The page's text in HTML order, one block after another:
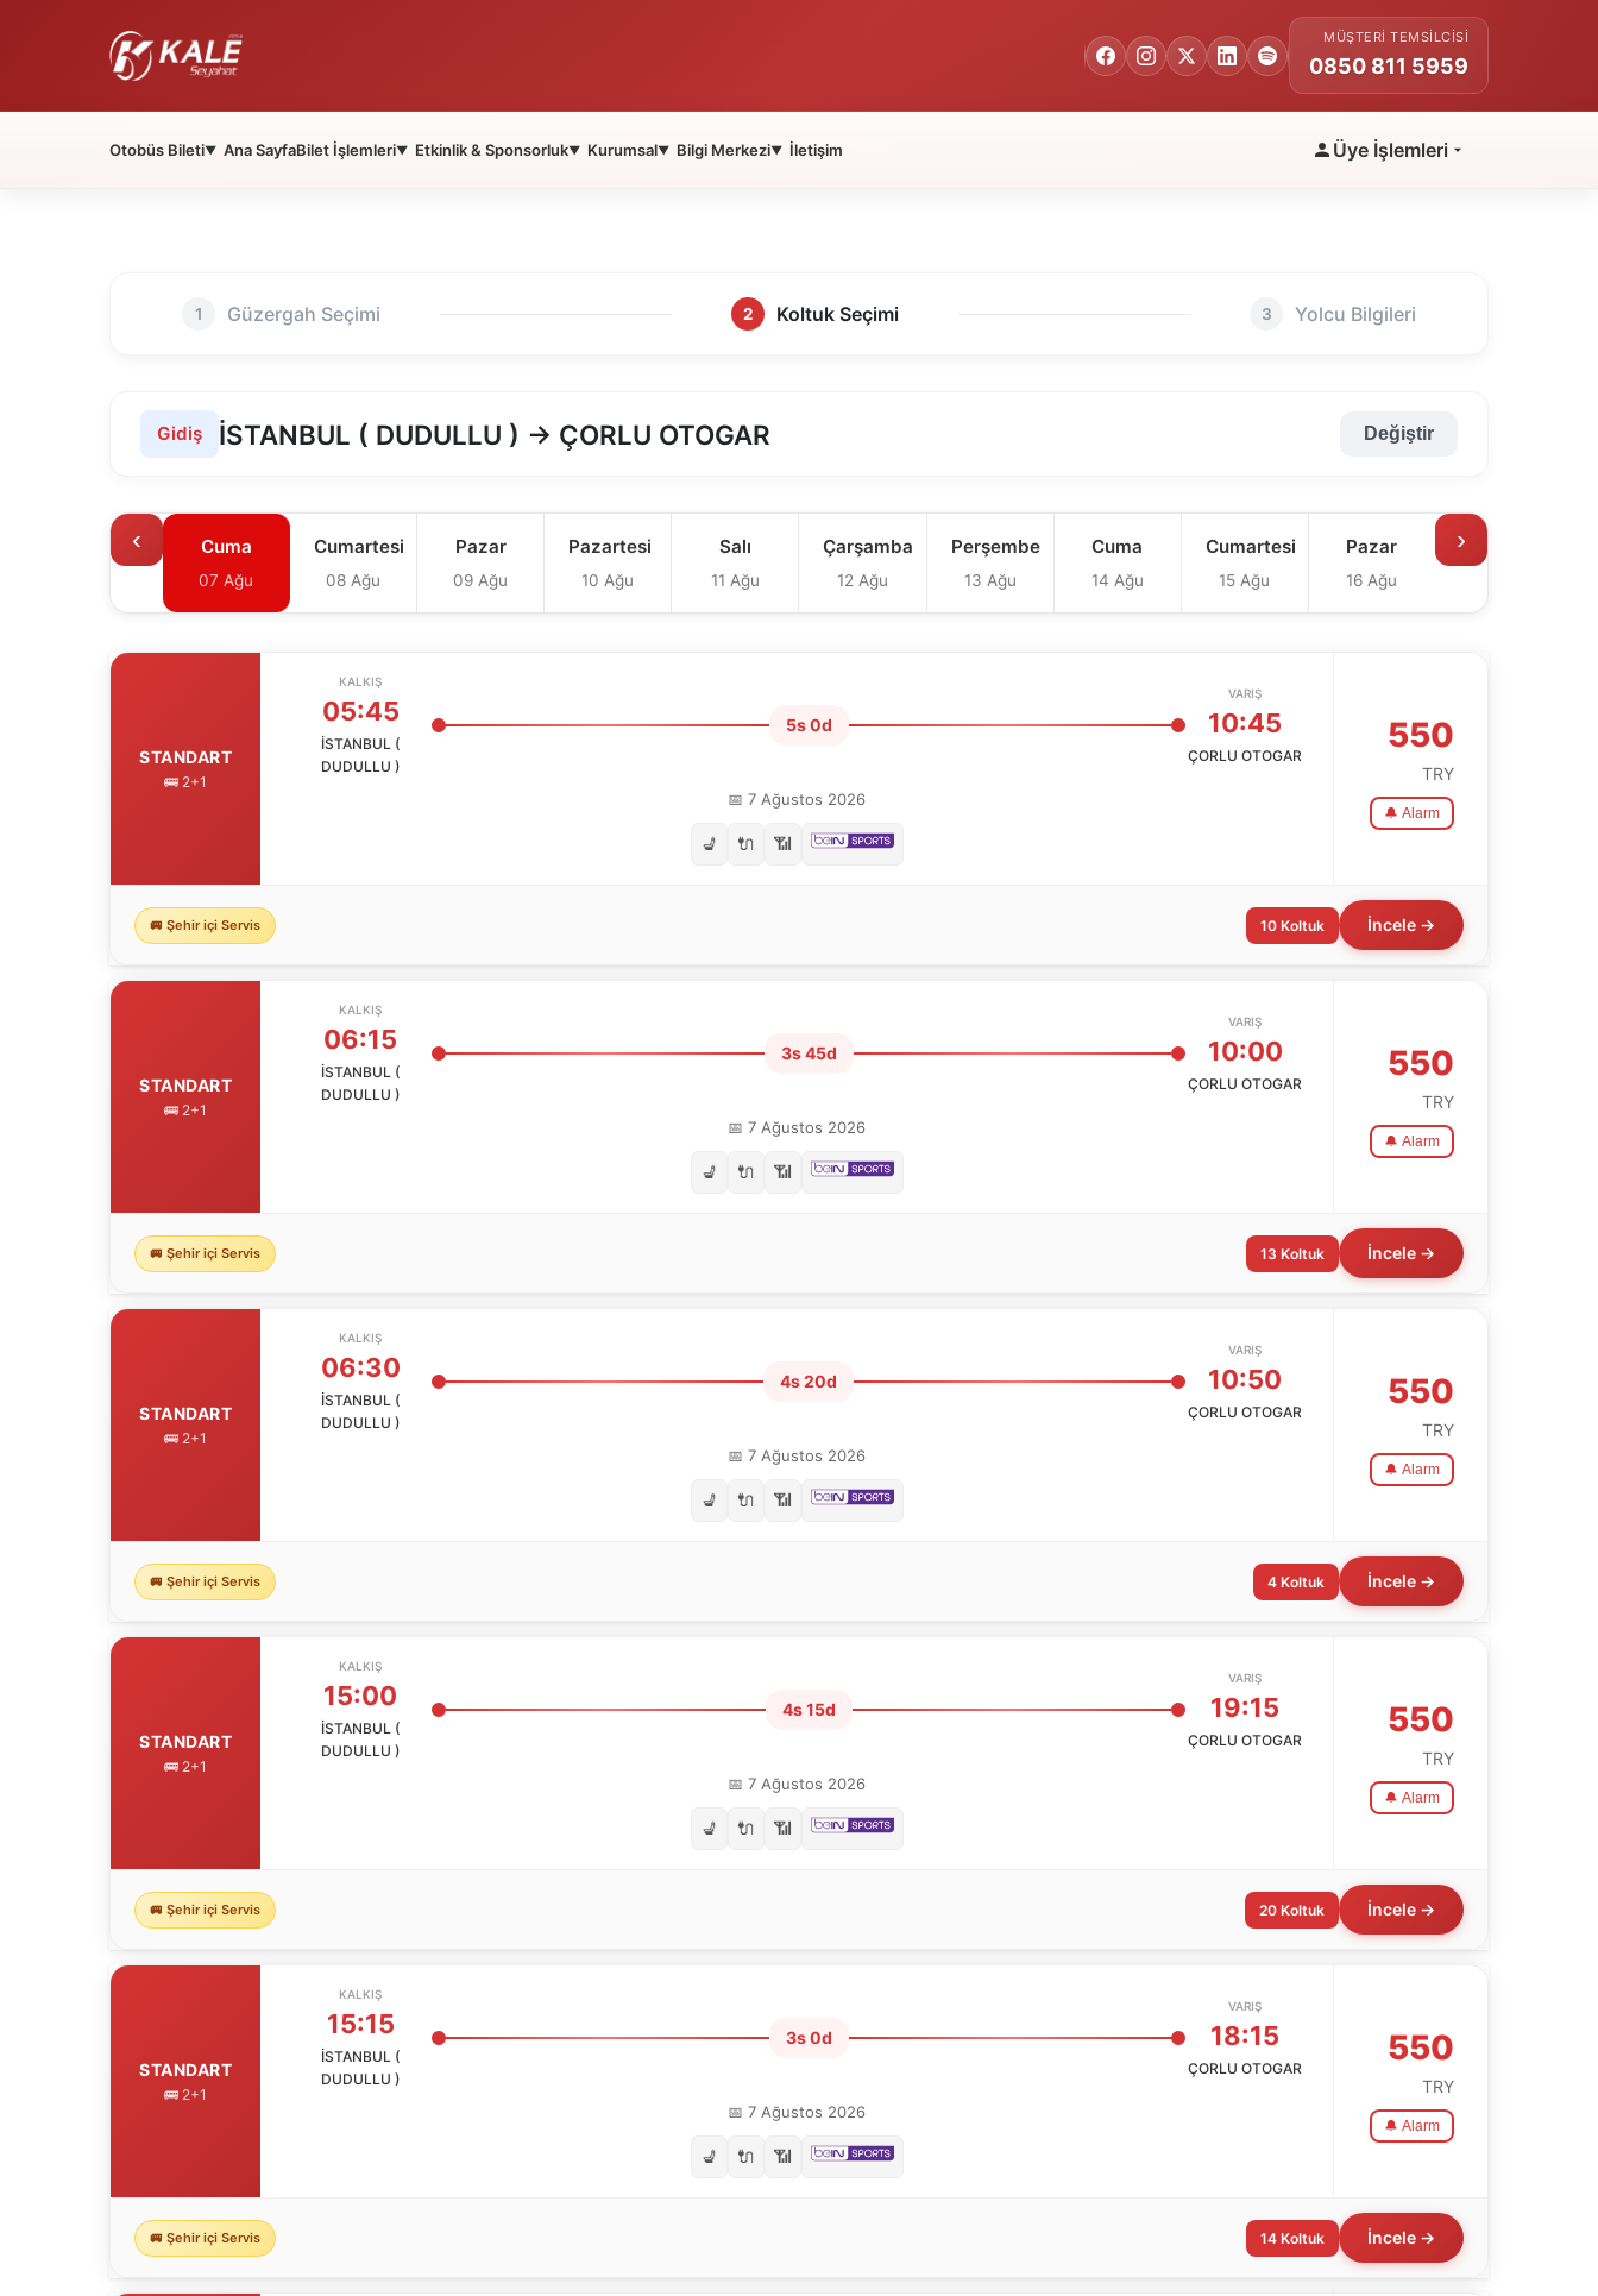
MÜŞTERI TEMSILCISI
0850 811 5959
Otobüs Bileti▼ Ana SayfaBilet İşlemleri▼ Etkinlik & Sponsorluk▼ Kurumsal▼ Bilgi Merkezi▼ İletişim Üye İşlemleri
1 Güzergah Seçimi 2 Koltuk Seçimi 3 Yolcu Bilgileri
Gidiş İSTANBUL ( DUDULLU ) → ÇORLU OTOGAR Değiştir
‹ Cuma
07 Ağu
Cumartesi
08 Ağu
Pazar
09 Ağu
Pazartesi
10 Ağu
Salı
11 Ağu
Çarşamba
12 Ağu
Perşembe
13 Ağu
Cuma
14 Ağu
Cumartesi
15 Ağu
Pazar
16 Ağu
›
STANDART
🚌 2+1
KALKIŞ
05:45
İSTANBUL (
DUDULLU )
5s 0d
VARIŞ
10:45
ÇORLU OTOGAR
📅 7 Ağustos 2026
💺 🔌 📶
550
TRY
🔔 Alarm
🚐 Şehir içi Servis 10 Koltuk İncele →
STANDART
🚌 2+1
KALKIŞ
06:15
İSTANBUL (
DUDULLU )
3s 45d
VARIŞ
10:00
ÇORLU OTOGAR
📅 7 Ağustos 2026
💺 🔌 📶
550
TRY
🔔 Alarm
🚐 Şehir içi Servis 13 Koltuk İncele →
STANDART
🚌 2+1
KALKIŞ
06:30
İSTANBUL (
DUDULLU )
4s 20d
VARIŞ
10:50
ÇORLU OTOGAR
📅 7 Ağustos 2026
💺 🔌 📶
550
TRY
🔔 Alarm
🚐 Şehir içi Servis 4 Koltuk İncele →
STANDART
🚌 2+1
KALKIŞ
15:00
İSTANBUL (
DUDULLU )
4s 15d
VARIŞ
19:15
ÇORLU OTOGAR
📅 7 Ağustos 2026
💺 🔌 📶
550
TRY
🔔 Alarm
🚐 Şehir içi Servis 20 Koltuk İncele →
STANDART
🚌 2+1
KALKIŞ
15:15
İSTANBUL (
DUDULLU )
3s 0d
VARIŞ
18:15
ÇORLU OTOGAR
📅 7 Ağustos 2026
💺 🔌 📶
550
TRY
🔔 Alarm
🚐 Şehir içi Servis 14 Koltuk İncele →